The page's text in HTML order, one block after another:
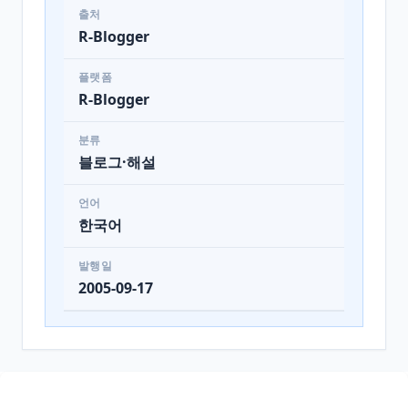
출처
R-Blogger
플랫폼
R-Blogger
분류
블로그·해설
언어
한국어
발행일
2005-09-17